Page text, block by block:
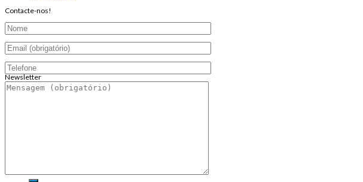
Contacte-nos!
Newsletter
Endereço de email: